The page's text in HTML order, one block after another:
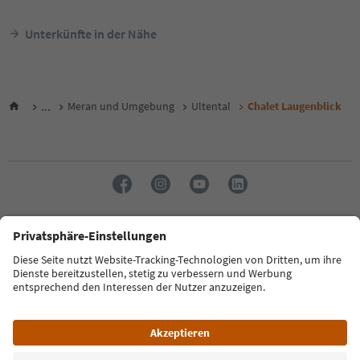
Unterkünfte in der Nähe
... Meran und Umgebung Ultental Chalet Laugenblick
Sprache: Deutsch
FAQ Kontakt Presse MICE Datenschutzerklärung
Zugänglichkeitserklärung